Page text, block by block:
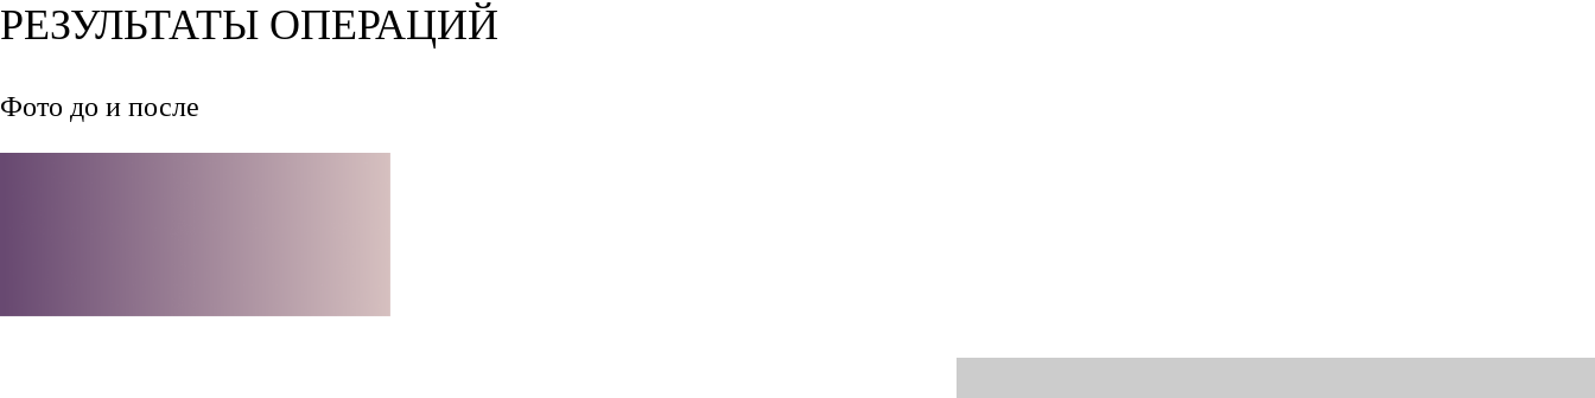
РЕЗУЛЬТАТЫ ОПЕРАЦИЙ
Фото до и после